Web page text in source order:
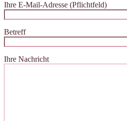
Ihre E-Mail-Adresse (Pflichtfeld)
Betreff
Ihre Nachricht